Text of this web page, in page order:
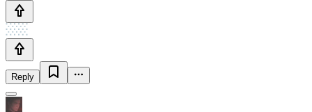
Reply